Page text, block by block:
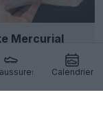
Calendrier
Mercurial